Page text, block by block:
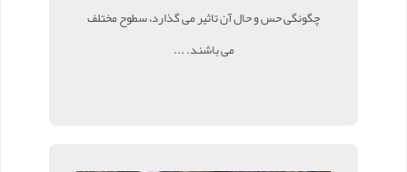
چگونگی حس و حال آن تاثیر می گذارد، سطوح مختلف
می باشند. ...